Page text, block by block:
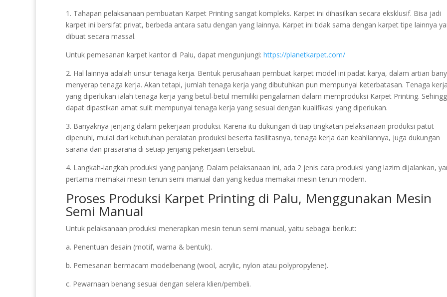
1. Tahapan pelaksanaan pembuatan Karpet Printing sangat kompleks. Karpet ini dihasilkan secara eksklusif. Bisa jadi
karpet ini bersifat privat, berbeda antara satu dengan yang lainnya. Karpet ini tidak sama dengan karpet tipe lainnya
dibuat secara massal.
Untuk pemesanan karpet kantor di Palu, dapat mengunjungi: https://planetkarpet.com/
2. Hal lainnya adalah unsur tenaga kerja. Bentuk perusahaan pembuat karpet model ini padat karya, dalam artian
menyerap tenaga kerja. Akan tetapi, jumlah tenaga kerja yang dibutuhkan pun mempunyai keterbatasan. Tenaga kerja
yang diperlukan ialah tenaga kerja yang betul-betul memiliki pengalaman dalam memproduksi Karpet Printing.
dapat dipastikan amat sulit mempunyai tenaga kerja yang sesuai dengan kualifikasi yang diperlukan.
3. Banyaknya jenjang dalam pekerjaan produksi. Karena itu dukungan di tiap tingkatan pelaksanaan produksi patut
dipenuhi, mulai dari kebutuhan peralatan produksi beserta fasilitasnya, tenaga kerja dan keahliannya, juga dukungan
sarana dan prasarana di setiap jenjang pekerjaan tersebut.
4. Langkah-langkah produksi yang panjang. Dalam pelaksanaan ini, ada 2 jenis cara produksi yang lazim dijalankan,
pertama memakai mesin tenun semi manual dan yang kedua memakai mesin tenun modern.
Proses Produksi Karpet Printing di Palu, Menggunakan Mesin
Semi Manual
Untuk pelaksanaan produksi menerapkan mesin tenun semi manual, yaitu sebagai berikut:
a. Penentuan desain (motif, warna & bentuk).
b. Pemesanan bermacam modelbenang (wool, acrylic, nylon atau polypropylene).
c. Pewarnaan benang sesuai dengan selera klien/pembeli.